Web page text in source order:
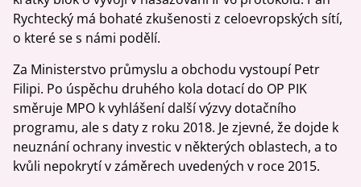
Rychtecký má bohaté zkušenosti z celoevropských sítí,
o které se s námi podělí.
Za Ministerstvo průmyslu a obchodu vystoupí Petr
Filipi. Po úspěchu druhého kola dotací do OP PIK
směruje MPO k vyhlášení další výzvy dotačního
programu, ale s daty z roku 2018. Je zjevné, že dojde k
neuznání ochrany investic v některých oblastech, a to
kvůli nepokrytí v záměrech uvedených v roce 2015.